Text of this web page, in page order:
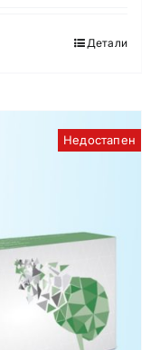
Детали
Недостапен